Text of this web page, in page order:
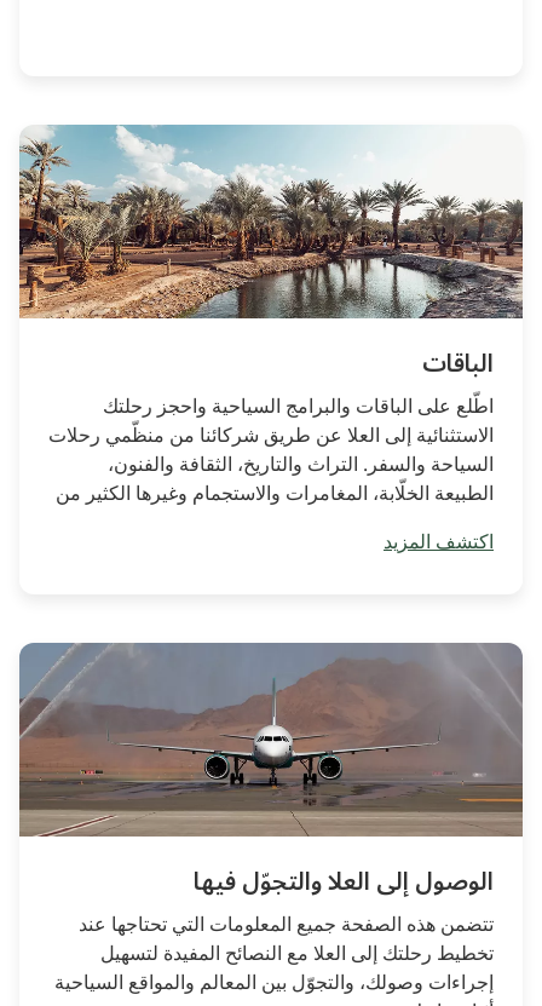
الباقات
اطّلع على الباقات والبرامج السياحية واحجز رحلتك
الاستثنائية إلى العلا عن طريق شركائنا من منظّمي رحلات
السياحة والسفر. التراث والتاريخ، الثقافة والفنون،
الطبيعة الخلّابة، المغامرات والاستجمام وغيرها الكثير من
اكتشف المزيد
الوصول إلى العلا والتجوّل فيها
تتضمن هذه الصفحة جميع المعلومات التي تحتاجها عند
تخطيط رحلتك إلى العلا مع النصائح المفيدة لتسهيل
إجراءات وصولك، والتجوّل بين المعالم والمواقع السياحية